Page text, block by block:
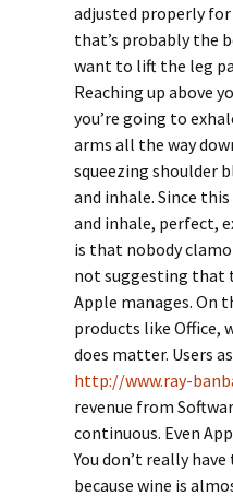
adjusted properly for
that’s probably the
want to lift the leg
Reaching up above
you’re going to
arms all the way
squeezing shoulder
and inhale. Since
and inhale, perfect,
is that nobody
not suggesting that
Apple manages. On
products like Office,
does matter. Users
http://www.ray-
revenue from
continuous. Even
You don’t really
because wine is